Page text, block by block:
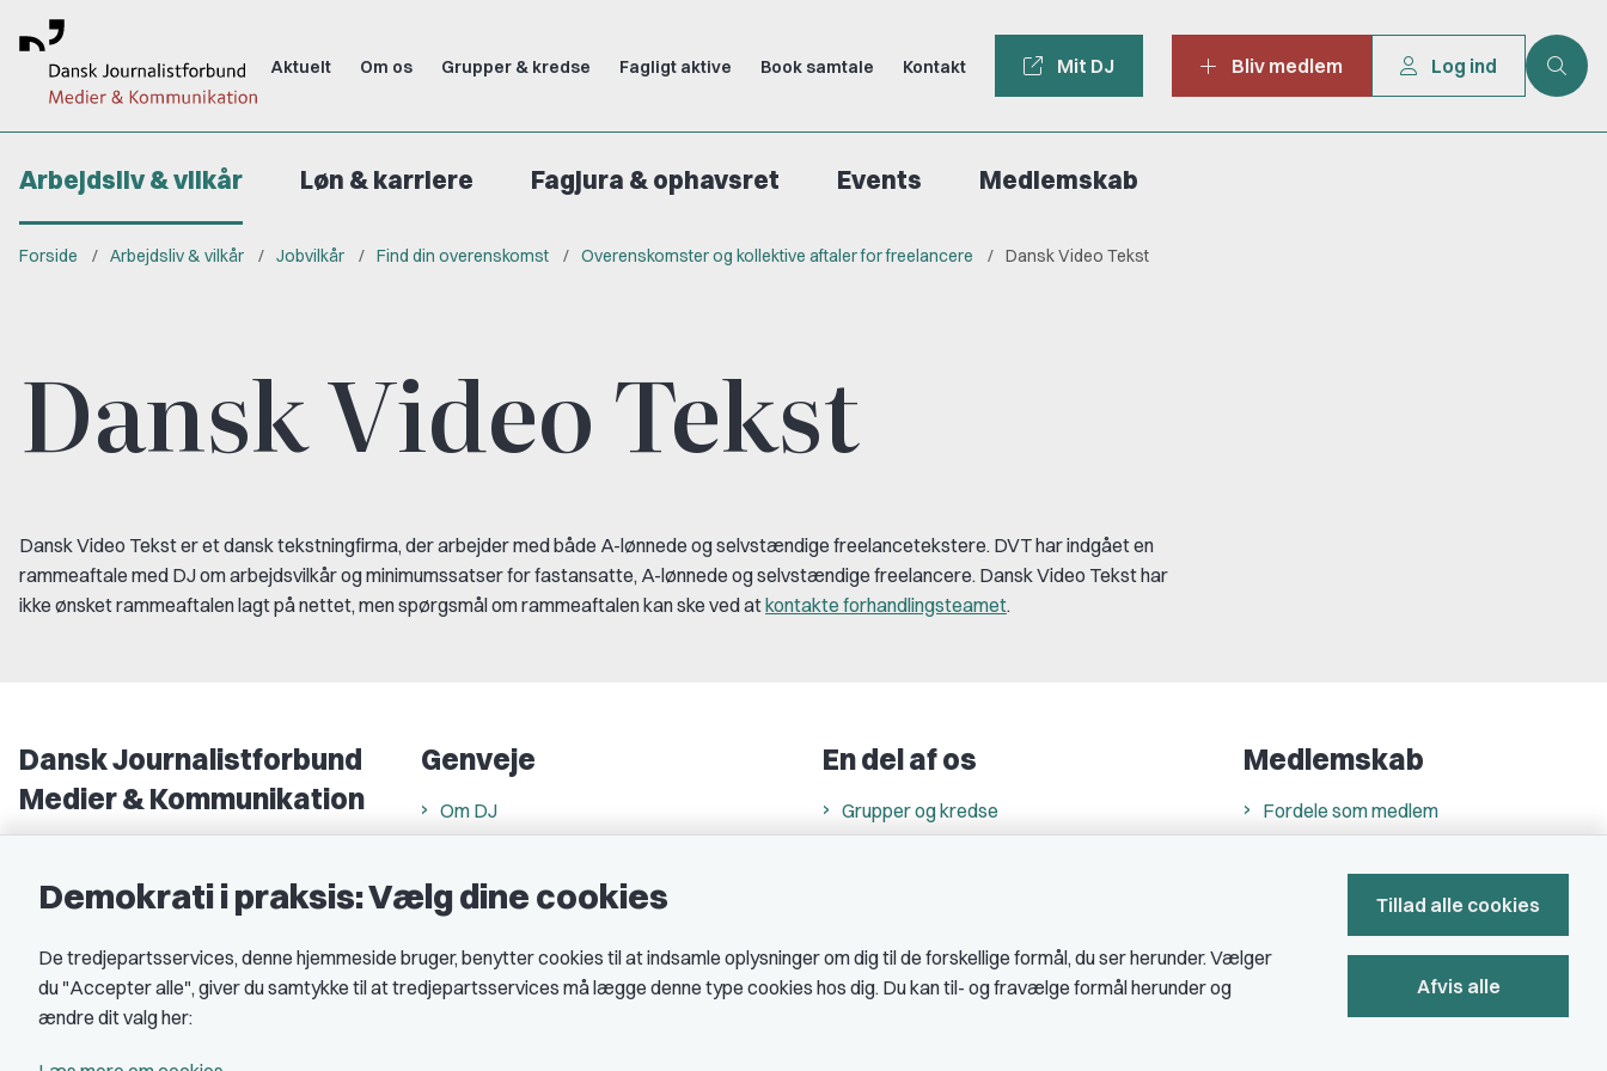
Aktuelt Om os Grupper & kredse Fagligt aktive Book samtale Kontakt Mit DJ Bliv medlem Log ind
Arbejdsliv & vilkår Løn & karriere Fagjura & ophavsret Events Medlemskab
Forside Arbejdsliv & vilkår Jobvilkår Find din overenskomst Overenskomster og kollektive aftaler for freelancere Dansk Video Tekst
Dansk Video Tekst
Dansk Video Tekst er et dansk tekstningfirma, der arbejder med både A-lønnede og selvstændige freelancetekstere. DVT har indgået en
rammeaftale med DJ om arbejdsvilkår og minimumssatser for fastansatte, A-lønnede og selvstændige freelancere. Dansk Video Tekst har
ikke ønsket rammeaftalen lagt på nettet, men spørgsmål om rammeaftalen kan ske ved atkontakte forhandlingsteamet.
Dansk Journalistforbund
Medier & Kommunikation
EAN nr.: 5790002490071
Kontakt DJ
Genveje
Om DJ
Find freelancer
Rettighedsmidler hos DJ
Åbnings- og telefontider
En del af os
Grupper og kredse
Medlemskab
Fordele som medlem
Bliv medlem
Demokrati i praksis: Vælg dine cookies
De tredjepartsservices, denne hjemmeside bruger, benytter cookies til at indsamle oplysninger om dig til de forskellige formål, du ser herunder. Vælger
du "Accepter alle", giver du samtykke til at tredjepartsservices må lægge denne type cookies hos dig. Du kan til- og fravælge formål herunder og
ændre dit valg her:
Tillad alle cookies
Afvis alle